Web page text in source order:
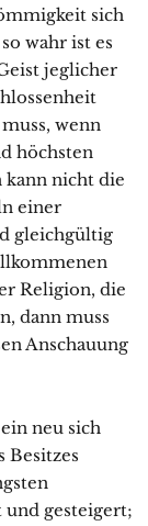
sich
wahr ist es
jeglicher
wenn
höchsten
kann nicht die
einer
gleichgültig
Religion, die
dann muss
Anschauung
neu sich
Besitzes
und gesteigert;